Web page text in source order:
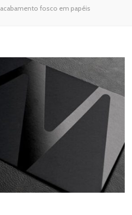
acabamento fosco em papéis